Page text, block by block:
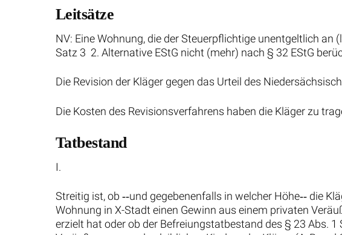
Leitsätze
NV: Eine Wohnung, die der Steuerpflichtige unentgeltlich
Satz 3 2. Alternative EStG nicht (mehr) nach § 32 EStG
Die Revision der Kläger gegen das Urteil des
Die Kosten des Revisionsverfahrens haben die Kläger zu
Tatbestand
I.
Streitig ist, ob ‑‑und gegebenenfalls in welcher Höhe‑‑ die
Wohnung in X-Stadt einen Gewinn aus einem privaten
erzielt hat oder ob der Befreiungstatbestand des § 23 Abs.